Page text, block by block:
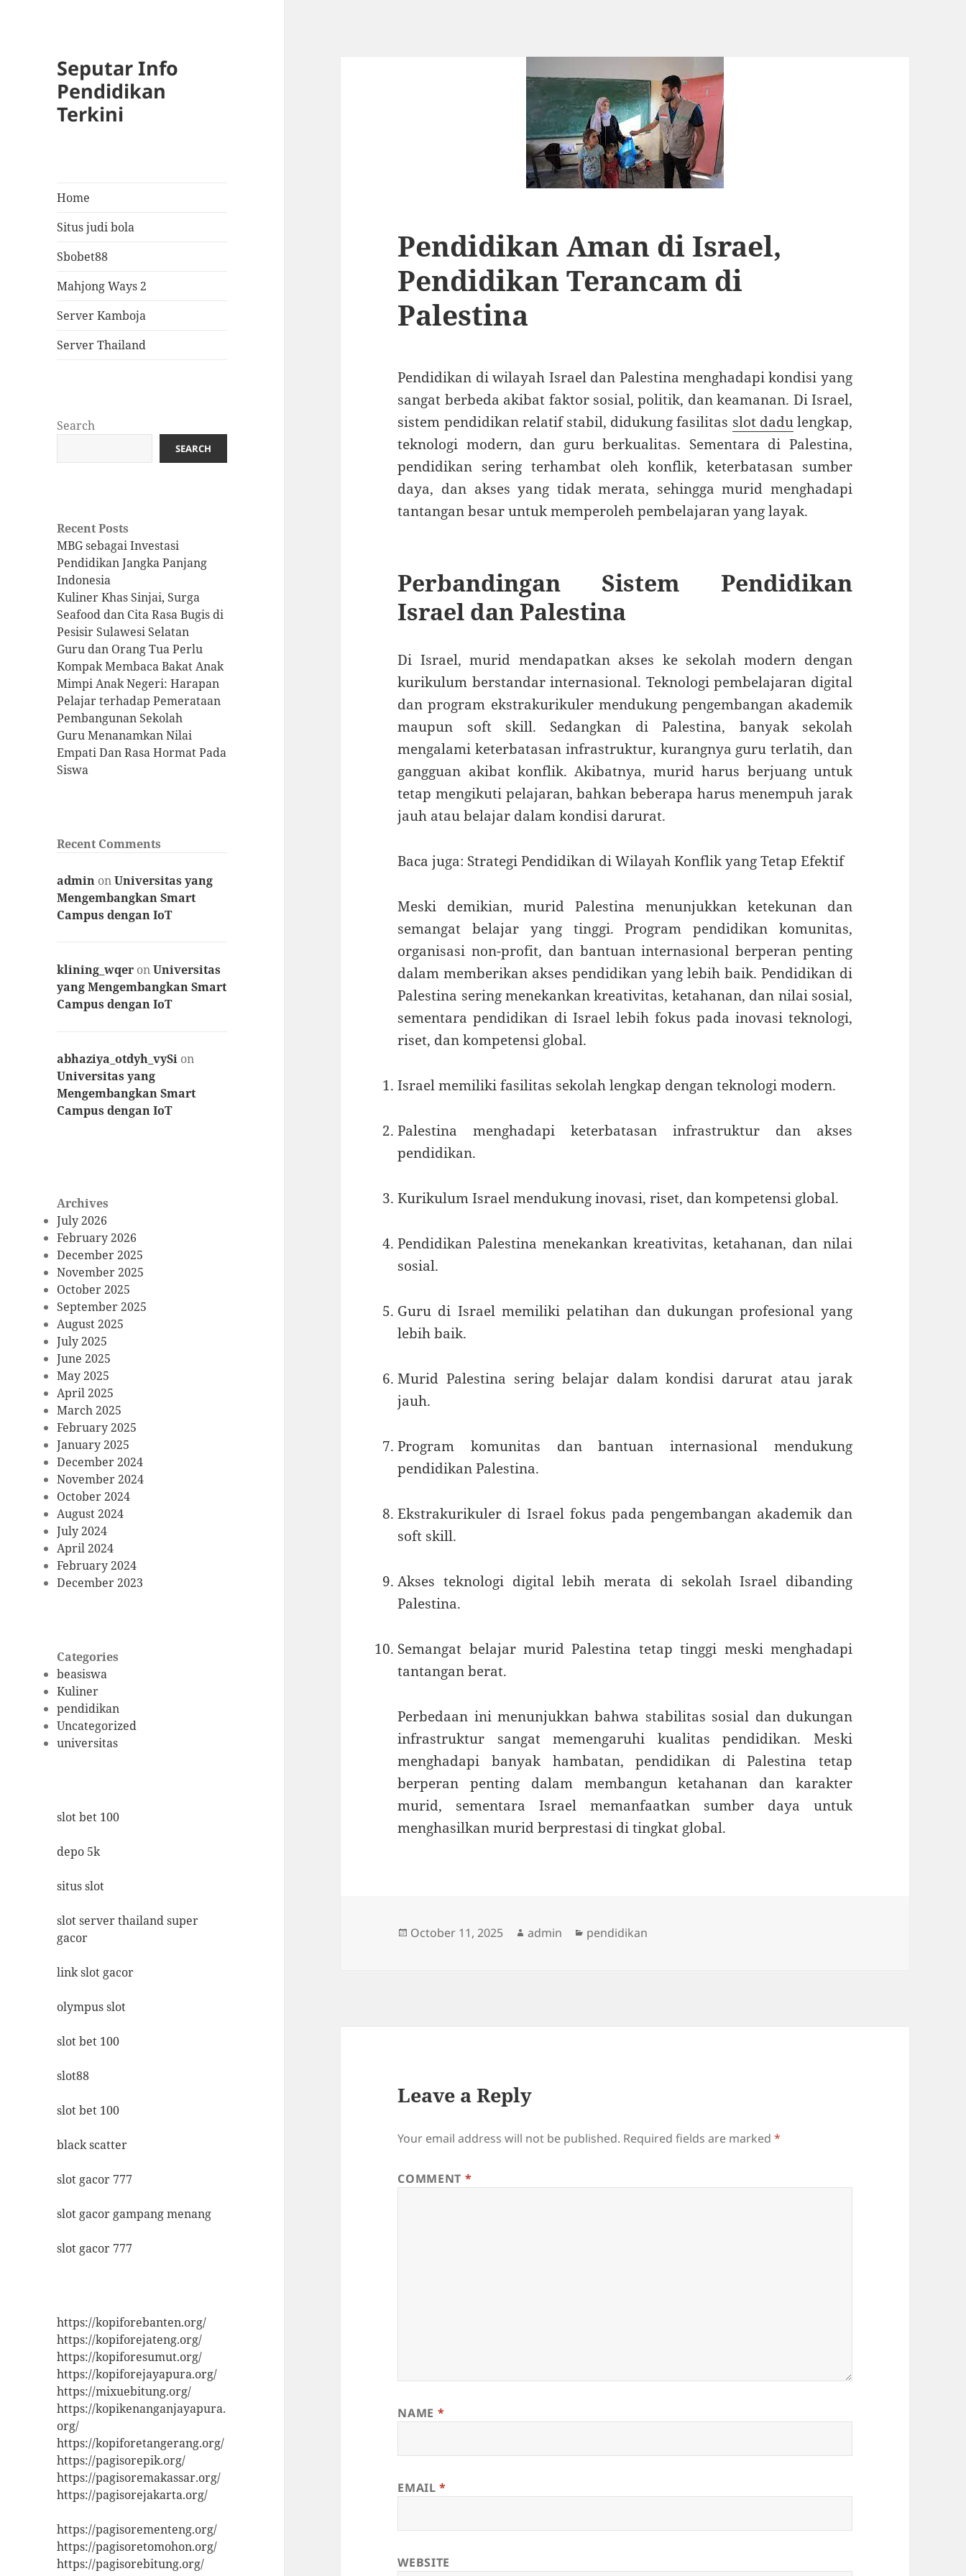
Seputar Info
Pendidikan
Terkini
Home
Situs judi bola
Sbobet88
Mahjong Ways 2
Server Kamboja
Server Thailand
Search
SEARCH
Recent Posts
MBG sebagai Investasi
Pendidikan Jangka Panjang
Indonesia
Kuliner Khas Sinjai, Surga
Seafood dan Cita Rasa Bugis di
Pesisir Sulawesi Selatan
Guru dan Orang Tua Perlu
Kompak Membaca Bakat Anak
Mimpi Anak Negeri: Harapan
Pelajar terhadap Pemerataan
Pembangunan Sekolah
Guru Menanamkan Nilai
Empati Dan Rasa Hormat Pada
Siswa
Recent Comments
admin onUniversitas yang
Mengembangkan Smart
Campus dengan IoT
klining_wqer onUniversitas
yang Mengembangkan Smart
Campus dengan IoT
abhaziya_otdyh_vySi on
Universitas yang
Mengembangkan Smart
Campus dengan IoT
Archives
July 2026
February 2026
December 2025
November 2025
October 2025
September 2025
August 2025
July 2025
June 2025
May 2025
April 2025
March 2025
February 2025
January 2025
December 2024
November 2024
October 2024
August 2024
July 2024
April 2024
February 2024
December 2023
Categories
beasiswa
Kuliner
pendidikan
Uncategorized
universitas
slot bet 100
depo 5k
situs slot
slot server thailand super
gacor
link slot gacor
olympus slot
slot bet 100
slot88
slot bet 100
black scatter
slot gacor 777
slot gacor gampang menang
slot gacor 777
https://kopiforebanten.org/
https://kopiforejateng.org/
https://kopiforesumut.org/
https://kopiforejayapura.org/
https://mixuebitung.org/
https://kopikenanganjayapura.
org/
https://kopiforetangerang.org/
https://pagisorepik.org/
https://pagisoremakassar.org/
https://pagisorejakarta.org/
https://pagisorementeng.org/
https://pagisoretomohon.org/
https://pagisorebitung.org/
Pendidikan Aman di Israel,
Pendidikan Terancam di
Palestina
Pendidikan di wilayah Israel dan Palestina menghadapi kondisi yang
sangat berbeda akibat faktor sosial, politik, dan keamanan. Di Israel,
sistem pendidikan relatif stabil, didukung fasilitas slot dadulengkap,
teknologi modern, dan guru berkualitas. Sementara di Palestina,
pendidikan sering terhambat oleh konflik, keterbatasan sumber
daya, dan akses yang tidak merata, sehingga murid menghadapi
tantangan besar untuk memperoleh pembelajaran yang layak.
Perbandingan Sistem Pendidikan
Israel dan Palestina
Di Israel, murid mendapatkan akses ke sekolah modern dengan
kurikulum berstandar internasional. Teknologi pembelajaran digital
dan program ekstrakurikuler mendukung pengembangan akademik
maupun soft skill. Sedangkan di Palestina, banyak sekolah
mengalami keterbatasan infrastruktur, kurangnya guru terlatih, dan
gangguan akibat konflik. Akibatnya, murid harus berjuang untuk
tetap mengikuti pelajaran, bahkan beberapa harus menempuh jarak
jauh atau belajar dalam kondisi darurat.
Baca juga: Strategi Pendidikan di Wilayah Konflik yang Tetap Efektif
Meski demikian, murid Palestina menunjukkan ketekunan dan
semangat belajar yang tinggi. Program pendidikan komunitas,
organisasi non-profit, dan bantuan internasional berperan penting
dalam memberikan akses pendidikan yang lebih baik. Pendidikan di
Palestina sering menekankan kreativitas, ketahanan, dan nilai sosial,
sementara pendidikan di Israel lebih fokus pada inovasi teknologi,
riset, dan kompetensi global.
Israel memiliki fasilitas sekolah lengkap dengan teknologi modern.
Palestina menghadapi keterbatasan infrastruktur dan akses
pendidikan.
Kurikulum Israel mendukung inovasi, riset, dan kompetensi global.
Pendidikan Palestina menekankan kreativitas, ketahanan, dan nilai
sosial.
Guru di Israel memiliki pelatihan dan dukungan profesional yang
lebih baik.
Murid Palestina sering belajar dalam kondisi darurat atau jarak
jauh.
Program komunitas dan bantuan internasional mendukung
pendidikan Palestina.
Ekstrakurikuler di Israel fokus pada pengembangan akademik dan
soft skill.
Akses teknologi digital lebih merata di sekolah Israel dibanding
Palestina.
Semangat belajar murid Palestina tetap tinggi meski menghadapi
tantangan berat.
Perbedaan ini menunjukkan bahwa stabilitas sosial dan dukungan
infrastruktur sangat memengaruhi kualitas pendidikan. Meski
menghadapi banyak hambatan, pendidikan di Palestina tetap
berperan penting dalam membangun ketahanan dan karakter
murid, sementara Israel memanfaatkan sumber daya untuk
menghasilkan murid berprestasi di tingkat global.
Posted
October 11, 2025 Author
admin Categories
pendidikan
Leave a Reply
Your email address will not be published. Required fields are marked*
COMMENT *
NAME *
EMAIL*
WEBSITE